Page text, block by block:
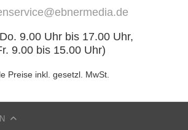
9.00 Uhr bis 17.00 Uhr,
9.00 bis 15.00 Uhr)
Preise inkl. gesetzl. MwSt.